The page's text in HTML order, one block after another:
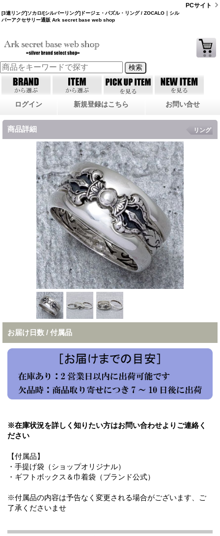
[3連リング]ソカロ/[シルバーリング]ドージェ・パズル・リング / ZOCALO｜シル
バーアクセサリー通販 Ark secret base web shop
PCサイト
ログイン 新規登録はこちら お問い合せ
商品詳細 リング
お届け日数 / 付属品
※在庫状況を詳しく知りたい方はお問い合わせよりご連絡く
ださい
【付属品】
・手提げ袋（ショップオリジナル）
・ギフトボックス＆巾着袋（ブランド公式）
※付属品の内容は予告なく変更される場合がございます、ご
了承くださいませ